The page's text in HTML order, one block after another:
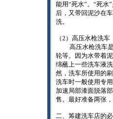
能用“死水”。“死水
后，又带回泥沙在
洗。
（2 ）高压水枪洗车
高压水枪洗车
轮等。因为水带着
绵蘸上一些洗车液
然，洗车所使用的
洗车时一般使用专
加速局部漆面脱落
售。最好准备两张
二、筹建洗车店的